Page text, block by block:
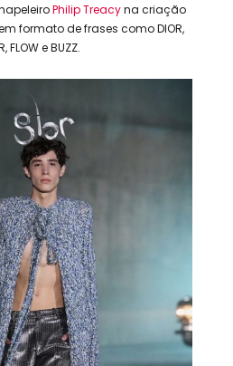
Philip Treacyna criação
formato de frases como DIOR,
FLOW e BUZZ.